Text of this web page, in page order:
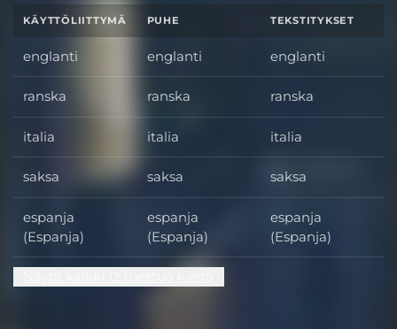
KÄYTTÖLIITTYMÄ PUHE TEKSTITYKSET
englanti englanti englanti
ranska ranska ranska
italia italia italia
saksa saksa saksa
espanja
(Espanja)
espanja
(Espanja)
espanja
(Espanja)